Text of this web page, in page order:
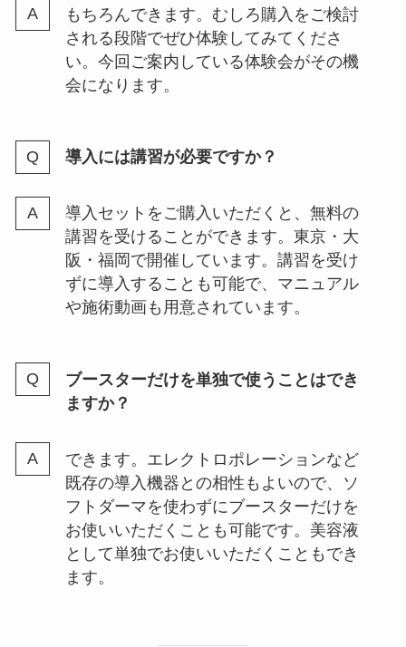
もちろんできます。むしろ購入をご検討
される段階でぜひ体験してみてくださ
い。今回ご案内している体験会がその機
会になります。
導入には講習が必要ですか？
導入セットをご購入いただくと、無料の
講習を受けることができます。東京・大
阪・福岡で開催しています。講習を受け
ずに導入することも可能で、マニュアル
や施術動画も用意されています。
ブースターだけを単独で使うことはでき
ますか？
できます。エレクトロポレーションなど
既存の導入機器との相性もよいので、ソ
フトダーマを使わずにブースターだけを
お使いいただくことも可能です。美容液
として単独でお使いいただくこともでき
ます。